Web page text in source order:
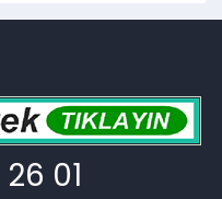
26 01